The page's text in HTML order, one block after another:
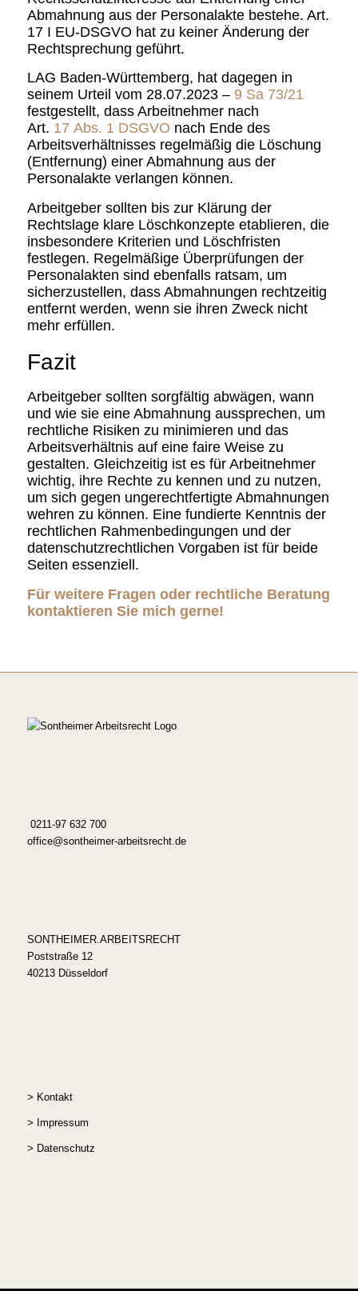
Abmahnung aus der Personalakte bestehe. Art.
17 I EU-DSGVO hat zu keiner Änderung der
Rechtsprechung geführt.
LAG Baden-Württemberg, hat dagegen in
seinem Urteil vom 28.07.2023 – 9 Sa 73/21
festgestellt, dass Arbeitnehmer nach
Art. 17 Abs. 1 DSGVO nach Ende des
Arbeitsverhältnisses regelmäßig die Löschung
(Entfernung) einer Abmahnung aus der
Personalakte verlangen können.
Arbeitgeber sollten bis zur Klärung der
Rechtslage klare Löschkonzepte etablieren, die
insbesondere Kriterien und Löschfristen
festlegen. Regelmäßige Überprüfungen der
Personalakten sind ebenfalls ratsam, um
sicherzustellen, dass Abmahnungen rechtzeitig
entfernt werden, wenn sie ihren Zweck nicht
mehr erfüllen.
Fazit
Arbeitgeber sollten sorgfältig abwägen, wann
und wie sie eine Abmahnung aussprechen, um
rechtliche Risiken zu minimieren und das
Arbeitsverhältnis auf eine faire Weise zu
gestalten. Gleichzeitig ist es für Arbeitnehmer
wichtig, ihre Rechte zu kennen und zu nutzen,
um sich gegen ungerechtfertigte Abmahnungen
wehren zu können. Eine fundierte Kenntnis der
rechtlichen Rahmenbedingungen und der
datenschutzrechtlichen Vorgaben ist für beide
Seiten essenziell.
Für weitere Fragen oder rechtliche Beratung
kontaktieren Sie mich gerne!
0211-97 632 700
office@sontheimer-arbeitsrecht.de
SONTHEIMER.ARBEITSRECHT
Poststraße 12
40213 Düsseldorf
> Kontakt
> Impressum
> Datenschutz